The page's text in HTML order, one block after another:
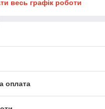
весь графік роботи
оплата